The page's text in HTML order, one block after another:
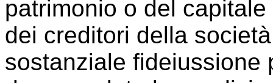
patrimonio o del
dei creditori della
sostanziale fideiussione